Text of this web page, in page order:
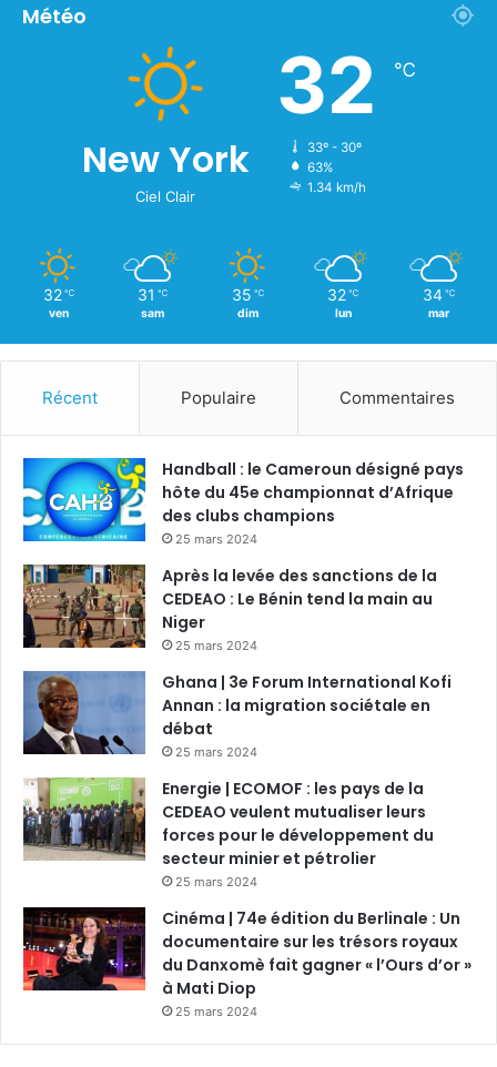
Météo
New York
Ciel Clair
32 ℃
33º - 30º
63%
1.34 km/h
32 ℃
ven
31 ℃
sam
35 ℃
dim
32 ℃
lun
34 ℃
mar
Récent Populaire Commentaires
Handball : le Cameroun désigné pays
hôte du 45e championnat d’Afrique
des clubs champions
25 mars 2024
Après la levée des sanctions de la
CEDEAO : Le Bénin tend la main au
Niger
25 mars 2024
Ghana | 3e Forum International Kofi
Annan : la migration sociétale en
débat
25 mars 2024
Energie | ECOMOF : les pays de la
CEDEAO veulent mutualiser leurs
forces pour le développement du
secteur minier et pétrolier
25 mars 2024
Cinéma | 74e édition du Berlinale : Un
documentaire sur les trésors royaux
du Danxomè fait gagner « l’Ours d’or »
à Mati Diop
25 mars 2024